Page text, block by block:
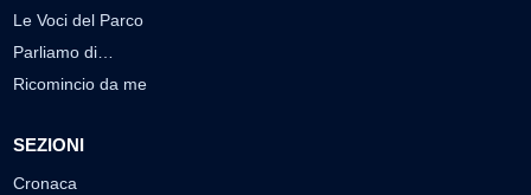
Le Voci del Parco
Parliamo di…
Ricomincio da me
SEZIONI
Cronaca